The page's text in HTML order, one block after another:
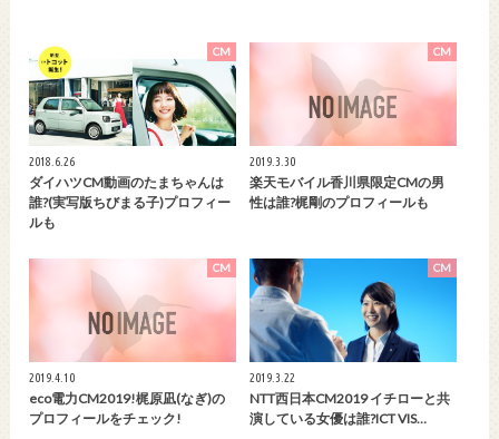
CM
2018.6.26
ダイハツCM動画のたまちゃんは
誰?(実写版ちびまる子)プロフィー
ルも
CM
2019.3.30
楽天モバイル香川県限定CMの男
性は誰?梶剛のプロフィールも
CM
2019.4.10
eco電力CM2019!梶原凪(なぎ)の
プロフィールをチェック!
CM
2019.3.22
NTT西日本CM2019 イチローと共
演している女優は誰?ICT VIS…